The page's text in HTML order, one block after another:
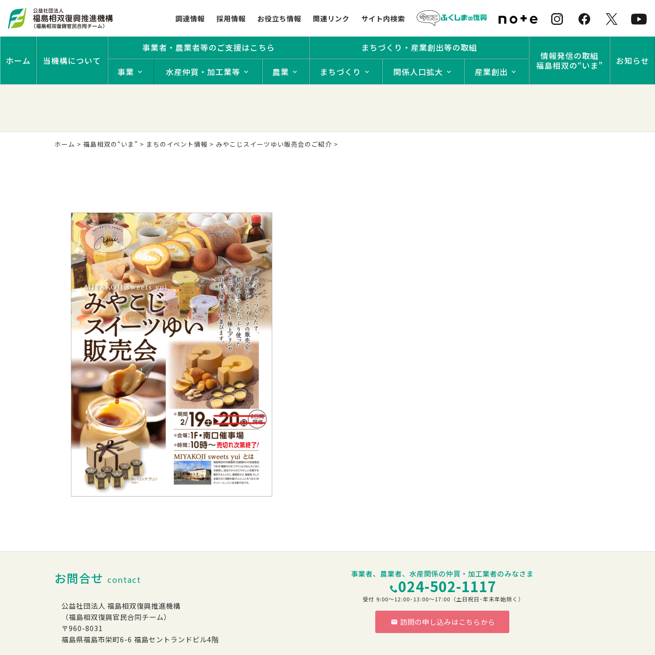
調達情報 採用情報 お役立ち情報 関連リンク サイト内検索
ホーム 当機構について
事業者・農業者等のご支援はこちら
事業 水産仲買・加工業等 農業
まちづくり・産業創出等の取組
まちづくり 関係人口拡大 産業創出
情報発信の取組
福島相双の“いま”
お知らせ
ホーム > 福島相双の“いま” > まちのイベント情報 > みやこじスイーツゆい販売会のご紹介 >
お問合せ contact
公益社団法人 福島相双復興推進機構
（福島相双復興官民合同チーム）
〒960-8031
福島県福島市栄町6-6 福島セントランドビル4階
事業者、農業者、水産関係の仲買・加工業者のみなさま
024-502-1117
受付 9:00～12:00･13:00～17:00（土日祝日･年末年始除く）
訪問の申し込みはこちらから